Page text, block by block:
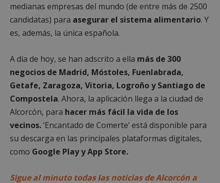
medianas empresas del mundo (de entre más de 2500
candidatas) para asegurar el sistema alimentario. Y
es, además, la única española.
A día de hoy, se han adscrito a ella más de 300
negocios de Madrid, Móstoles, Fuenlabrada,
Getafe, Zaragoza, Vitoria, Logroño y Santiago de
Compostela. Ahora, la aplicación llega a la ciudad de
Alcorcón, para hacer más fácil la vida de los
vecinos.‘Encantado de Comerte’ está disponible para
su descarga en las principales plataformas digitales,
como Google Play y App Store.
Sigue al minuto todas las noticias de Alcorcón a
Cookies de
preferencias
Cookies de
funcionalidad
Cookies de rendimiento
Cookies de preferencias
Cookies no clasificadas